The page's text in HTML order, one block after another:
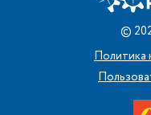
©
Политика